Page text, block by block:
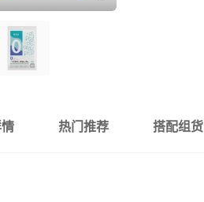
热门推荐 搭配组货